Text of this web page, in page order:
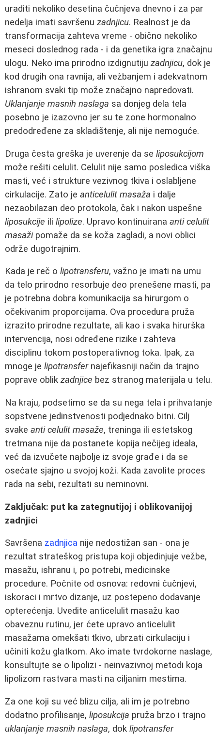
uraditi nekoliko desetina čučnjeva dnevno i za par
nedelja imati savršenu zadnjicu. Realnost je da
transformacija zahteva vreme - obično nekoliko
meseci doslednog rada - i da genetika igra značajnu
ulogu. Neko ima prirodno izdignutiju zadnjicu, dok je
kod drugih ona ravnija, ali vežbanjem i adekvatnom
ishranom svaki tip može značajno napredovati.
Uklanjanje masnih naslaga sa donjeg dela tela
posebno je izazovno jer su te zone hormonalno
predodređene za skladištenje, ali nije nemoguće.
Druga česta greška je uverenje da se liposukcijom
može rešiti celulit. Celulit nije samo posledica viška
masti, već i strukture vezivnog tkiva i oslabljene
cirkulacije. Zato je anticelulit masaža i dalje
nezaobilazan deo protokola, čak i nakon uspešne
liposukcije ili lipolize. Upravo kontinuirana anti celulit
masažipomaže da se koža zagladi, a novi oblici
održe dugotrajnim.
Kada je reč o lipotransferu, važno je imati na umu
da telo prirodno resorbuje deo prenešene masti, pa
je potrebna dobra komunikacija sa hirurgom o
očekivanim proporcijama. Ova procedura pruža
izrazito prirodne rezultate, ali kao i svaka hirurška
intervencija, nosi određene rizike i zahteva
disciplinu tokom postoperativnog toka. Ipak, za
mnoge je lipotransfernajefikasniji način da trajno
poprave oblik zadnjice bez stranog materijala u telu.
Na kraju, podsetimo se da su nega tela i prihvatanje
sopstvene jedinstvenosti podjednako bitni. Cilj
svake anti celulit masaže, treninga ili estetskog
tretmana nije da postanete kopija nečijeg ideala,
već da izvučete najbolje iz svoje građe i da se
osećate sjajno u svojoj koži. Kada zavolite proces
rada na sebi, rezultati su neminovni.
Zaključak: put ka zategnutijoj i oblikovanijoj
zadnjici
Savršena zadnjica nije nedostižan san - ona je
rezultat strateškog pristupa koji objedinjuje vežbe,
masažu, ishranu i, po potrebi, medicinske
procedure. Počnite od osnova: redovni čučnjevi,
iskoraci i mrtvo dizanje, uz postepeno dodavanje
opterećenja. Uvedite anticelulit masažu kao
obaveznu rutinu, jer ćete upravo anticelulit
masažama omekšati tkivo, ubrzati cirkulaciju i
učiniti kožu glatkom. Ako imate tvrdokorne naslage,
konsultujte se o lipolizi - neinvazivnoj metodi koja
lipolizom rastvara masti na ciljanim mestima.
Za one koji su već blizu cilja, ali im je potrebno
dodatno profilisanje, liposukcija pruža brzo i trajno
uklanjanje masnih naslaga, dok lipotransfer